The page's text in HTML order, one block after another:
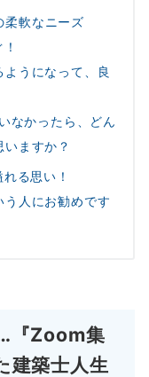
柔軟なニーズ
うになって、良
なかったら、どん
ますか？
る思い！
う人にお勧めです
『Zoom集
建築士人生